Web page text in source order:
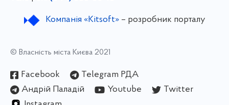
Компанія «Kitsoft»– розробник порталу
© Власність міста Києва 2021
Facebook
Telegram РДА
Андрій Паладій
Youtube
Twitter